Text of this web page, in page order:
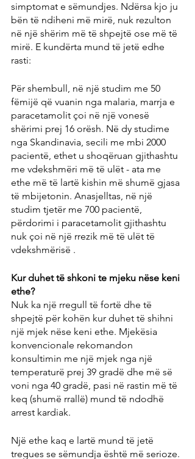
simptomat e sëmundjes. Ndërsa kjo ju
bën të ndiheni më mirë, nuk rezulton
në një shërim më të shpejtë ose më të
mirë. E kundërta mund të jetë edhe
rasti:
Për shembull, në një studim me 50
fëmijë që vuanin nga malaria, marrja e
paracetamolit çoi në një vonesë
shërimi prej 16 orësh. Në dy studime
nga Skandinavia, secili me mbi 2000
pacientë, ethet u shoqëruan gjithashtu
me vdekshmëri më të ulët - ata me
ethe më të lartë kishin më shumë gjasa
të mbijetonin. Anasjelltas, në një
studim tjetër me 700 pacientë,
përdorimi i paracetamolit gjithashtu
nuk çoi në një rrezik më të ulët të
vdekshmërisë .
Kur duhet të shkoni te mjeku nëse keni
ethe?
Nuk ka një rregull të fortë dhe të
shpejtë për kohën kur duhet të shihni
një mjek nëse keni ethe. Mjekësia
konvencionale rekomandon
konsultimin me një mjek nga një
temperaturë prej 39 gradë dhe më së
voni nga 40 gradë, pasi në rastin më të
keq (shumë rrallë) mund të ndodhë
arrest kardiak.
Një ethe kaq e lartë mund të jetë
tregues se sëmundja është më serioze.